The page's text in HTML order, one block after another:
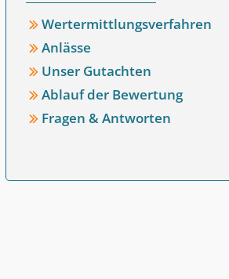
Wertermittlungsverfahren
Anlässe
Unser Gutachten
Ablauf der Bewertung
Fragen & Antworten